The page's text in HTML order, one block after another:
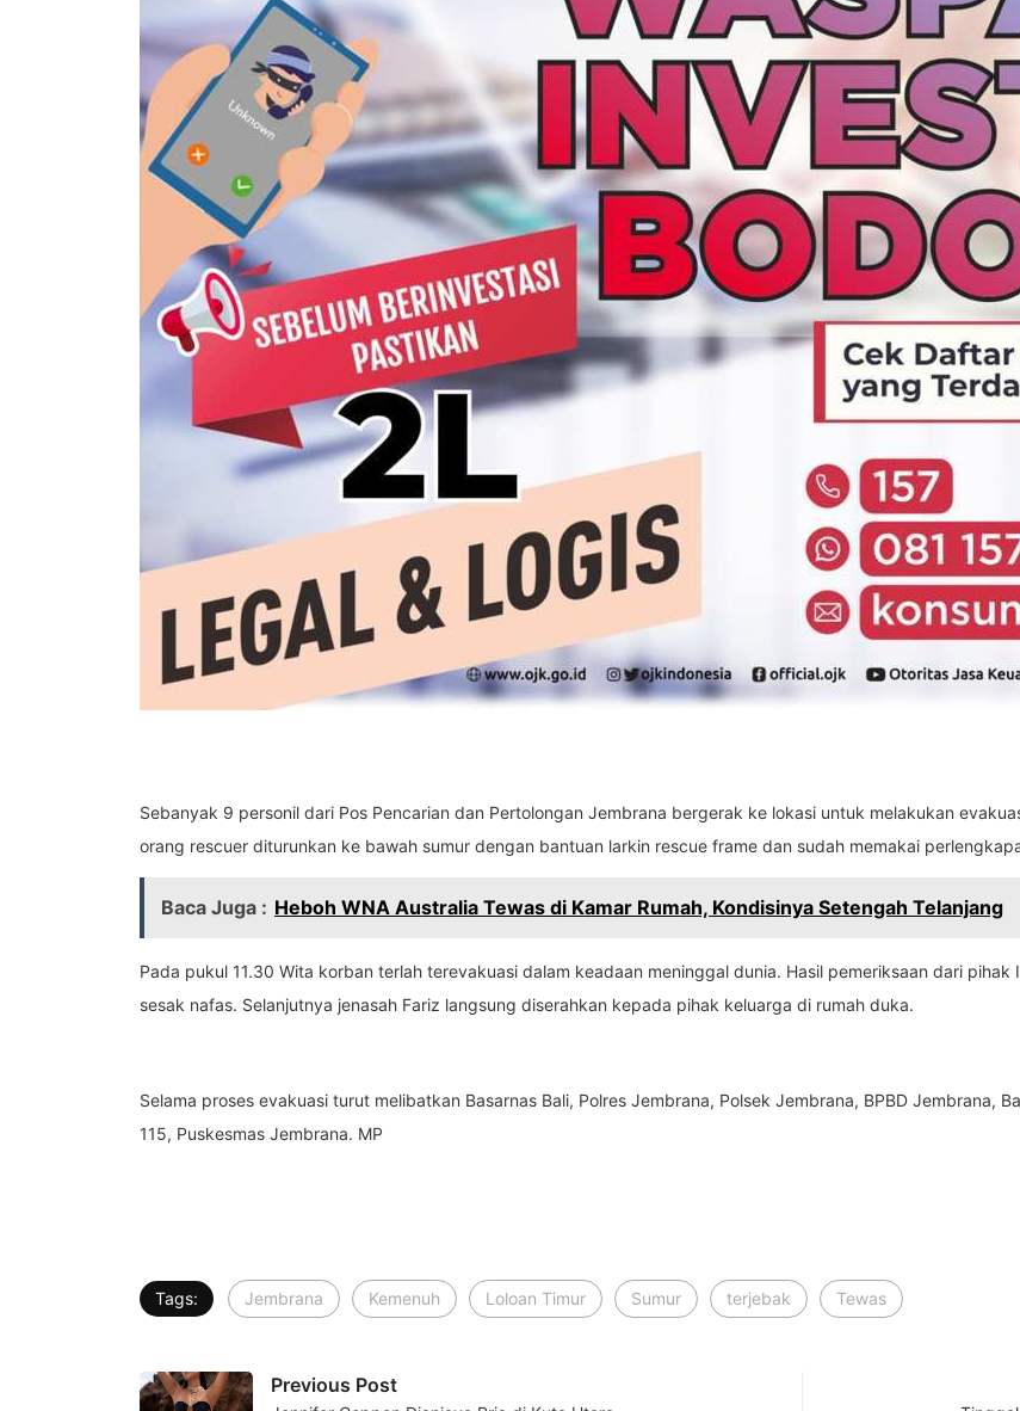
Sebanyak 9 personil dari Pos Pencarian dan Pertolongan Jembrana bergerak ke lokasi untuk melakukan
orang rescuer diturunkan ke bawah sumur dengan bantuan larkin rescue frame dan sudah memakai
Baca Juga : Heboh WNA Australia Tewas di Kamar Rumah, Kondisinya Setengah Telanjang
Pada pukul 11.30 Wita korban terlah terevakuasi dalam keadaan meninggal dunia. Hasil pemeriksaan dari
sesak nafas. Selanjutnya jenasah Fariz langsung diserahkan kepada pihak keluarga di rumah duka.
Selama proses evakuasi turut melibatkan Basarnas Bali, Polres Jembrana, Polsek Jembrana, BPBD Jembrana,
115, Puskesmas Jembrana. MP
Tags: Jembrana Kemenuh Loloan Timur Sumur terjebak Tewas
Previous Post